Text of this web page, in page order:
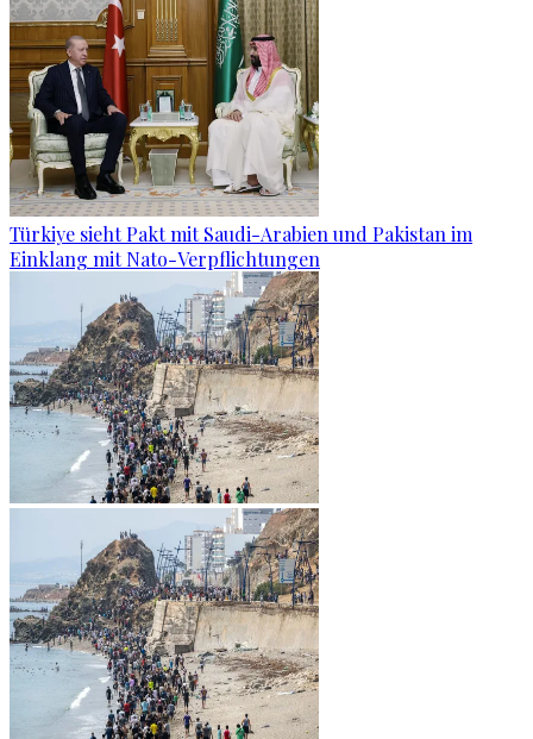
Türkiye sieht Pakt mit Saudi-Arabien und Pakistan im
Einklang mit Nato-Verpflichtungen